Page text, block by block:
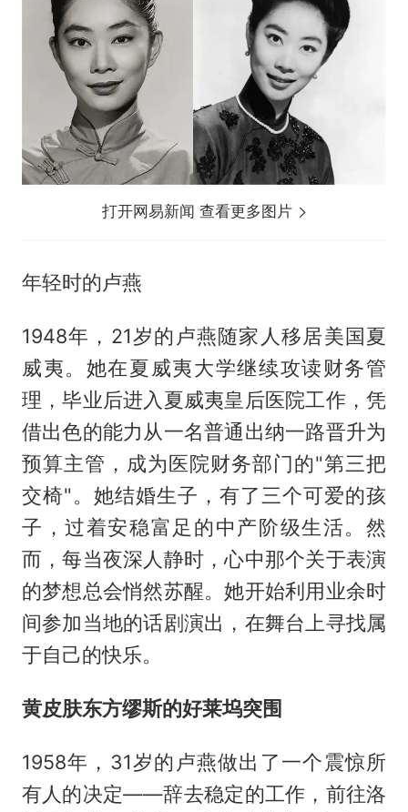
打开网易新闻 查看更多图片
年轻时的卢燕
1948年，21岁的卢燕随家人移居美国夏
威夷。她在夏威夷大学继续攻读财务管
理，毕业后进入夏威夷皇后医院工作，凭
借出色的能力从一名普通出纳一路晋升为
预算主管，成为医院财务部门的"第三把
交椅"。她结婚生子，有了三个可爱的孩
子，过着安稳富足的中产阶级生活。然
而，每当夜深人静时，心中那个关于表演
的梦想总会悄然苏醒。她开始利用业余时
间参加当地的话剧演出，在舞台上寻找属
于自己的快乐。
黄皮肤东方缪斯的好莱坞突围
1958年，31岁的卢燕做出了一个震惊所
有人的决定——辞去稳定的工作，前往洛